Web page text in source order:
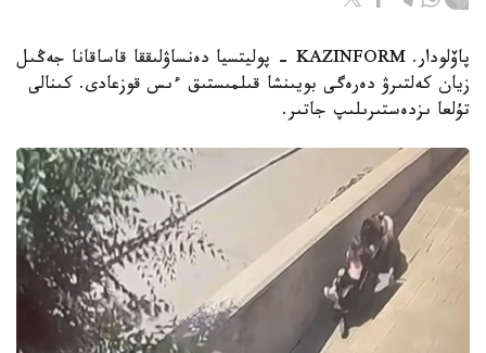
پاۆلودار. KAZINFORM - پوليتسيا دەنساۋلىققا قاساقانا جەڭىل
زيان كەلتىرۋ دەرەگى بويىنشا قىلمىستىق ءىس قوزعادى. كىنالى
تۇلعا ىزدەستىرىلىپ جاتىر.